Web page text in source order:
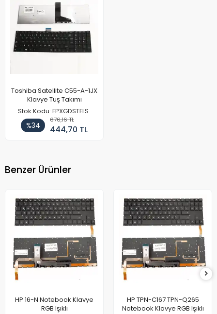
Toshiba Satellite C55-A-1JX
Klavye Tuş Takımı
Stok Kodu: FPXGDSTFLS
%34
676,16 TL
444,70 TL
Benzer Ürünler
HP 16-N Notebook Klavye
RGB Işıklı
HP TPN-C167 TPN-Q265
Notebook Klavye RGB Işıklı